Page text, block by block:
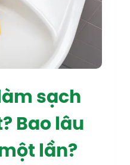
sạch
Bao lâu
lần?